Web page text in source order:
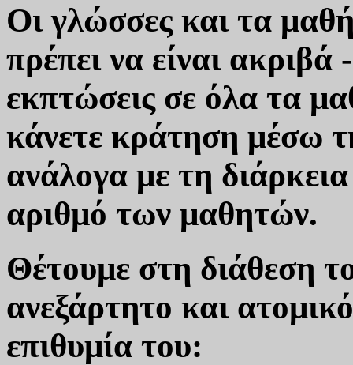
Οι γλώσσες και τα
πρέπει να είναι
εκπτώσεις σε όλα τα
κάνετε κράτηση μέσω
ανάλογα με τη
αριθμό των μαθητών.
Θέτουμε στη διάθεση
ανεξάρτητο και
επιθυμία του: